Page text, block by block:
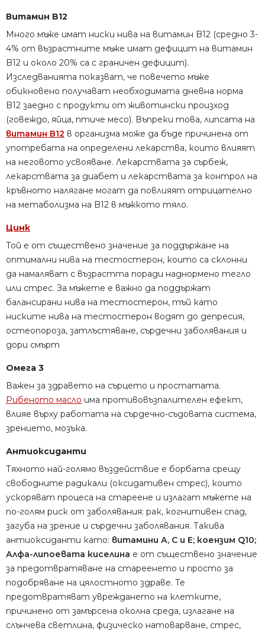
Витамин B12
Много мъже имат ниски нива на витамин B12 (средно 3-
4% от възрастните мъже имат дефицит на витамин
B12 и около 20% са с граничен дефицит).
Изследванията показват, че повечето мъже
обикновено получават необходимата дневна норма
B12 заедно с продукти от животински произход
(говеждо, яйца, птиче месо). Въпреки това, липсата на
витамин В12 в организма може да бъде причинена от
употребата на определени лекарства, които влияят
на неговото усвояване. Лекарствата за сърбеж,
лекарствата за диабет и лекарствата за контрол на
кръвното налягане могат да повлияят отрицателно
на метаболизма на B12 в мъжкото тяло.
Цинк
Той е от съществено значение за поддържане на
оптимални нива на тестостерон, които са склонни
да намаляват с възрастта поради наднормено тегло
или стрес. За мъжете е важно да поддържат
балансирани нива на тестостерон, тъй като
ниските нива на тестостерон водят до депресия,
остеопороза, затлъстяване, сърдечни заболявания и
дори смърт
Омега 3
Важен за здравето на сърцето и простатата.
Рибеното масло има противовъзпалителен ефект,
влияе върху работата на сърдечно-съдовата система,
зрението, мозъка.
Антиоксиданти
Тяхното най-голямо въздействие е борбата срещу
свободните радикали (оксидативен стрес), които
ускоряват процеса на стареене и излагат мъжете на
по-голям риск от заболявания: рак, когнитивен спад,
загуба на зрение и сърдечни заболявания. Такива
антиоксиданти като: витамини А, С и Е; коензим Q10;
Алфа-липоевата киселина е от съществено значение
за предотвратяване на стареенето и просто за
подобряване на цялостното здраве. Те
предотвратяват увреждането на клетките,
причинено от замърсена околна среда, излагане на
слънчева светлина, физическо натоварване, стрес,